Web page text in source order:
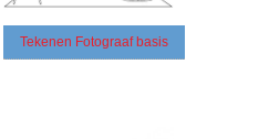
Tekenen Fotograaf basis